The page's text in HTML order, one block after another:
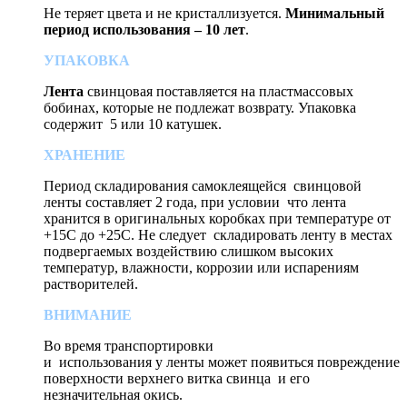
Не теряет цвета и не кристаллизуется. Минимальный
период использования – 10 лет.
УПАКОВКА
Лента свинцовая поставляется на пластмассовых
бобинах, которые не подлежат возврату. Упаковка
содержит 5 или 10 катушек.
ХРАНЕНИЕ
Период складирования самоклеящейся свинцовой
ленты составляет 2 года, при условии что лента
хранится в оригинальных коробках при температуре от
+15С до +25С. Не следует складировать ленту в местах
подвергаемых воздействию слишком высоких
температур, влажности, коррозии или испарениям
растворителей.
ВНИМАНИЕ
Во время транспортировки
и использования у ленты может появиться повреждение
поверхности верхнего витка свинца и его
незначительная окись.